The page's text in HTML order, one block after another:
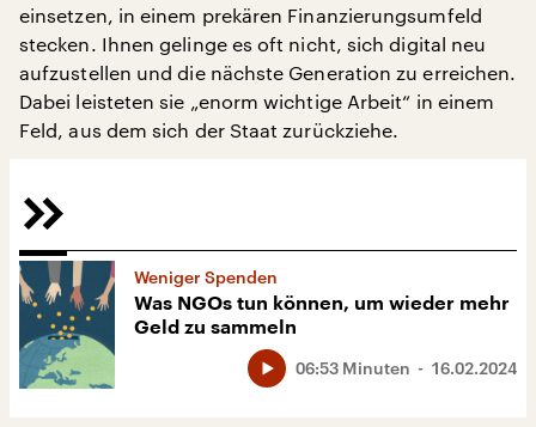
einsetzen, in einem prekären Finanzierungsumfeld
stecken. Ihnen gelinge es oft nicht, sich digital neu
aufzustellen und die nächste Generation zu erreichen.
Dabei leisteten sie „enorm wichtige Arbeit“ in einem
Feld, aus dem sich der Staat zurückziehe.
Weniger Spenden
Was NGOs tun können, um wieder mehr
Geld zu sammeln
16.02.2024
06:53 Minuten